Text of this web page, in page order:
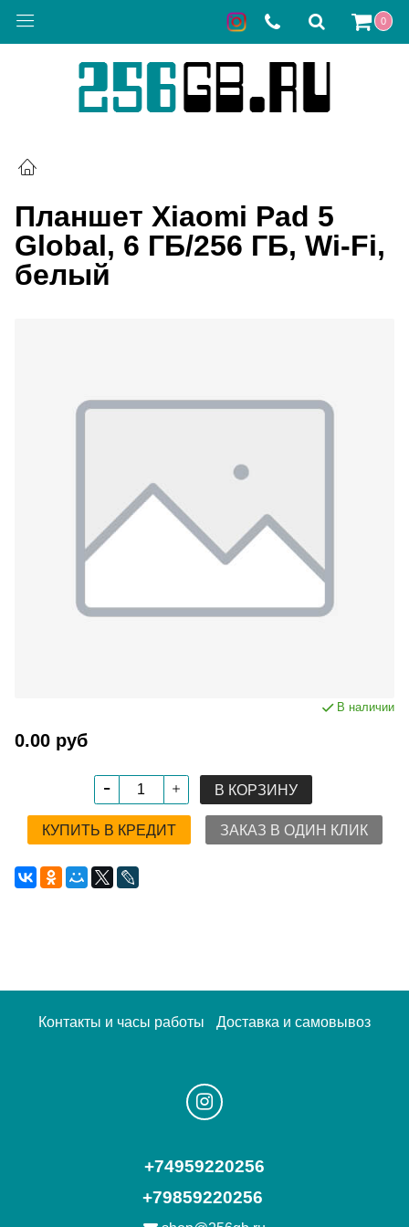
0
Планшет Xiaomi Pad 5
Global, 6 ГБ/256 ГБ, Wi-Fi,
белый
В наличии
0.00 руб
В КОРЗИНУ
КУПИТЬ В КРЕДИТ ЗАКАЗ В ОДИН КЛИК
Контакты и часы работы Доставка и самовывоз
+74959220256
+79859220256